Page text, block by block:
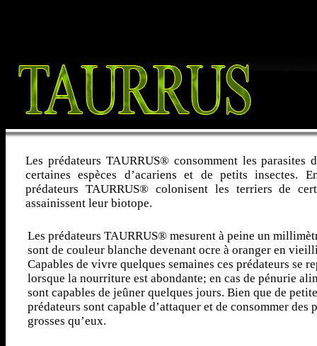
Les prédateurs TAURRUS® consomment les parasites
certaines espèces d’acariens et de petits insectes.
prédateurs TAURRUS® colonisent les terriers de
assainissent leur biotope.
Les prédateurs TAURRUS® mesurent à peine un
sont de couleur blanche devenant ocre à oranger en
Capables de vivre quelques semaines ces prédateurs se
lorsque la nourriture est abondante; en cas de pénurie
sont capables de jeûner quelques jours. Bien que de
prédateurs sont capable d’attaquer et de consommer des
grosses qu’eux.